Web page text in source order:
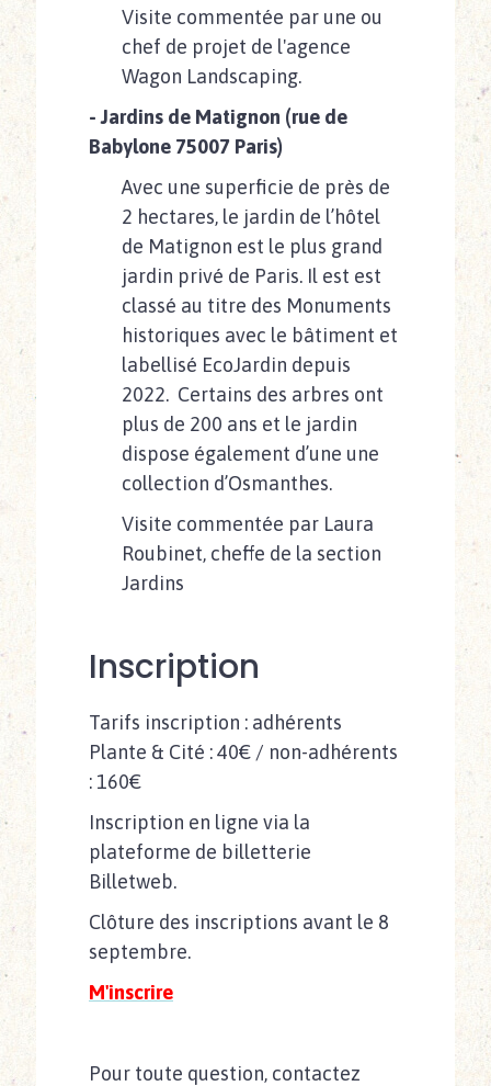
Visite commentée par une ou
chef de projet de l'agence
Wagon Landscaping.
- Jardins de Matignon (rue de
Babylone 75007 Paris)
Avec une superficie de près de
2 hectares, le jardin de l’hôtel
de Matignon est le plus grand
jardin privé de Paris. Il est est
classé au titre des Monuments
historiques avec le bâtiment et
labellisé EcoJardin depuis
2022. Certains des arbres ont
plus de 200 ans et le jardin
dispose également d’une une
collection d’Osmanthes.
Visite commentée par Laura
Roubinet, cheffe de la section
Jardins
Inscription
Tarifs inscription : adhérents
Plante & Cité : 40€ / non-adhérents
: 160€
Inscription en ligne via la
plateforme de billetterie
Billetweb.
Clôture des inscriptions avant le 8
septembre.
M'inscrire
Pour toute question, contactez